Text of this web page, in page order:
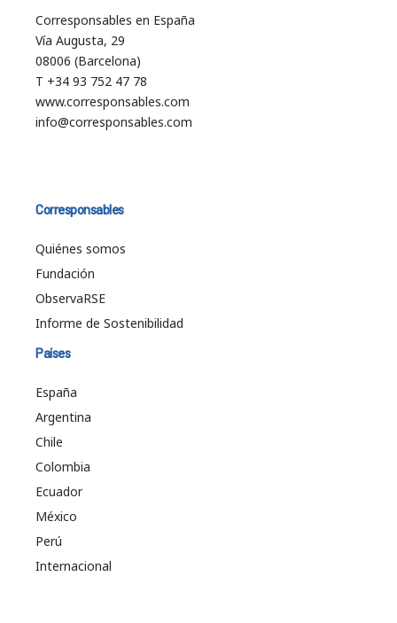
Corresponsables en España
Vía Augusta, 29
08006 (Barcelona)
T +34 93 752 47 78
www.corresponsables.com
info@corresponsables.com
Corresponsables
Quiénes somos
Fundación
ObservaRSE
Informe de Sostenibilidad
Países
España
Argentina
Chile
Colombia
Ecuador
México
Perú
Internacional